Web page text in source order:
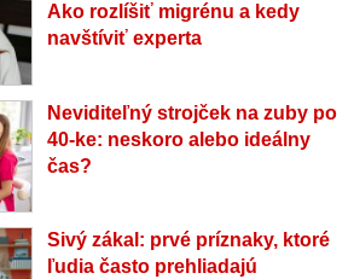
Ako rozlíšiť migrénu a kedy
navštíviť experta
Neviditeľný strojček na zuby po
40-ke: neskoro alebo ideálny
čas?
Sivý zákal: prvé príznaky, ktoré
ľudia často prehliadajú